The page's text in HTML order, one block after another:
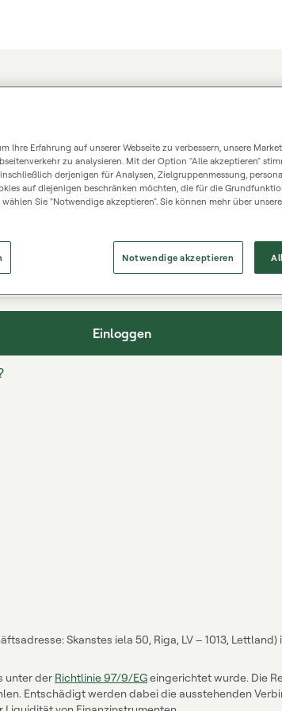
sich in Ihr Konto ein
Mintos-Konto?Konto eröffnen.
Einloggen
Skanstes iela 50, Riga, LV – 1013,
unter der Richtlinie 97/9/EGeingerichtet wurde. Die
Entschädigt werden dabei die ausstehenden
Ihre Erfahrung auf unserer Webseite zu verbessern, unsere
zu analysieren. Mit der Option "Alle akzeptieren"
derjenigen für Analysen, Zielgruppenmessung,
auf diejenigen beschränken möchten, die für die
Sie "Notwendige akzeptieren". Sie können mehr über
Notwendige akzeptieren